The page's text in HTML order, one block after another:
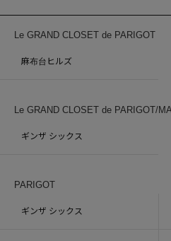
Le GRAND CLOSET de PARIGOT
麻布台ヒルズ
Le GRAND CLOSET de PARIGOT/
ギンザ シックス
PARIGOT
ギンザ シックス